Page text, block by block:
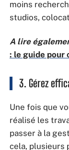
moins
studios,
A lire
: le guide pour
3. Gérez
Une fois que
réalisé les
passer à la
cela, plusieurs